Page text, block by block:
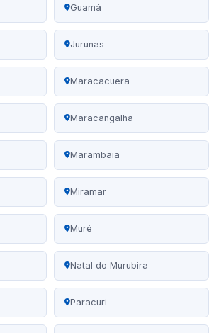
Guamá
Jurunas
Maracacuera
Maracangalha
Marambaia
Miramar
Muré
Natal do Murubira
Paracuri